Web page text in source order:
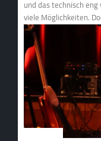
und das technisch eng
viele Möglichkeiten.